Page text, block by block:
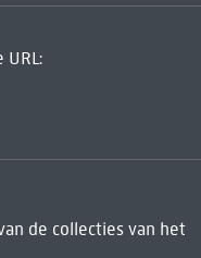
de collecties van het